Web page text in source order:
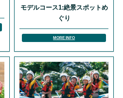
モデルコース1:絶景スポットめ
ぐり
MORE INFO